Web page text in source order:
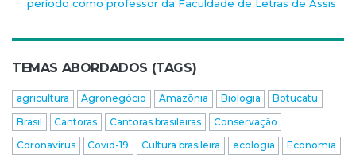
período como professor da Faculdade de Letras de Assis
TEMAS ABORDADOS (TAGS)
agricultura Agronegócio Amazônia Biologia
Botucatu
Brasil
Cantoras Cantoras brasileiras
Conservação
Coronavírus
Covid-19 Cultura brasileira ecologia
Economia